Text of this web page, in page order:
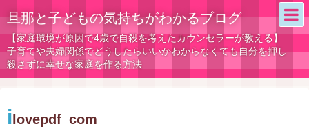
旦那と子どもの気持ちがわかるブログ
【家庭環境が原因で4歳で自殺を考えたカウンセラーが教える】
子育てや夫婦関係でどうしたらいいかわからなくても自分を押し
殺さずに幸せな家庭を作る方法
i lovepdf_com